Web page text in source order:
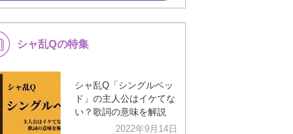
シャ乱Qの特集
シャ乱Q「シングルベッ
ド」の主人公はイケてな
い？歌詞の意味を解説
2022年9月14日